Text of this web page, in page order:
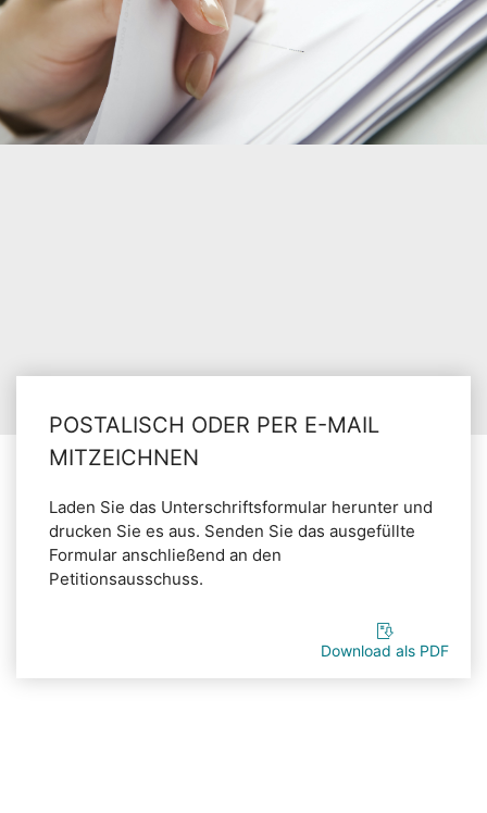
POSTALISCH ODER PER E-MAIL
MITZEICHNEN
Laden Sie das Unterschriftsformular herunter und
drucken Sie es aus. Senden Sie das ausgefüllte
Formular anschließend an den
Petitionsausschuss.
Download als PDF